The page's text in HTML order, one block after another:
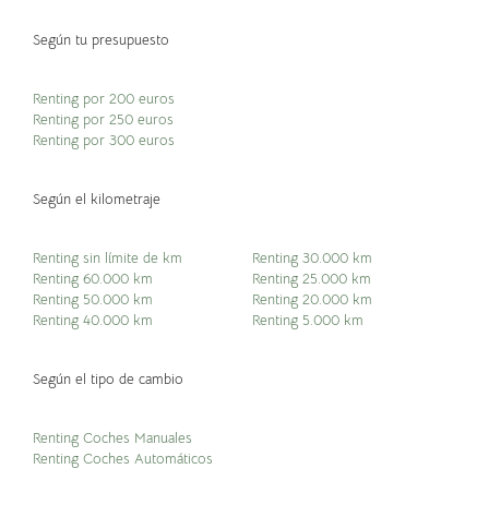
Según tu presupuesto
Renting por 200 euros
Renting por 250 euros
Renting por 300 euros
Según el kilometraje
Renting sin límite de km
Renting 60.000 km
Renting 50.000 km
Renting 40.000 km
Renting 30.000 km
Renting 25.000 km
Renting 20.000 km
Renting 5.000 km
Según el tipo de cambio
Renting Coches Manuales
Renting Coches Automáticos